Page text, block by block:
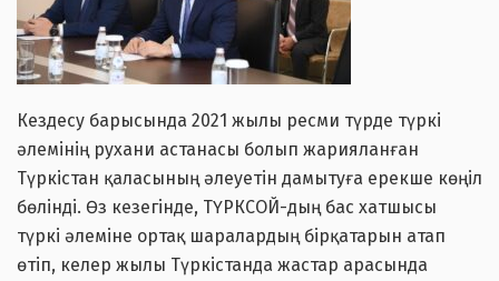
Кездесу барысында 2021 жылы ресми түрде түркі
әлемінің рухани астанасы болып жарияланған
Түркістан қаласының әлеуетін дамытуға ерекше көңіл
бөлінді. Өз кезегінде, ТҮРКСОЙ-дың бас хатшысы
түркі әлеміне ортақ шаралардың бірқатарын атап
өтіп, келер жылы Түркістанда жастар арасында